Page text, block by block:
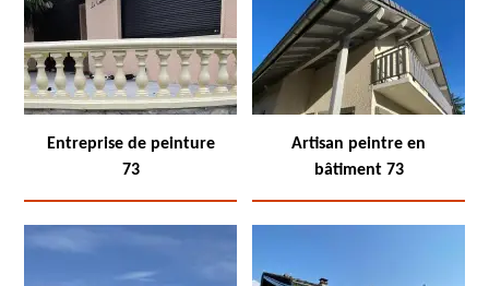
Entreprise de peinture
73
Artisan peintre en
bâtiment 73